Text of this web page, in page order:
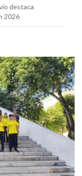
destaca
2026